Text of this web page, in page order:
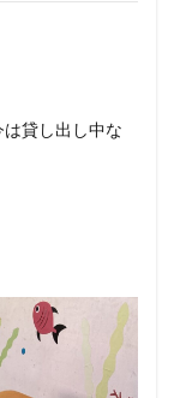
貸し出し中な